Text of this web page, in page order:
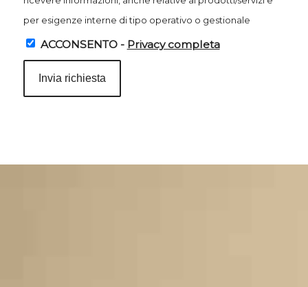
per esigenze interne di tipo operativo o gestionale
ACCONSENTO - Privacy completa